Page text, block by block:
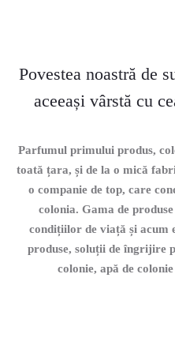
Povestea noastră de
aceeași vârstă cu
Parfumul primului produs,
toată țara, și de la o mică
o companie de top, care
colonia. Gama de
condițiilor de viață și acum
produse, soluții de îngrijire
colonie, apă de